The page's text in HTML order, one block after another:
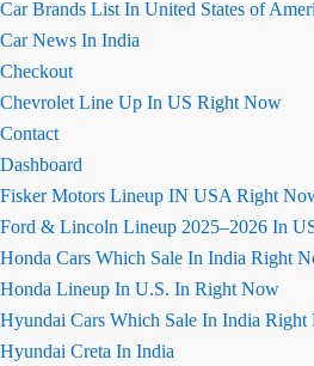
Car Brands List In United States of
Car News In India
Checkout
Chevrolet Line Up In US Right Now
Contact
Dashboard
Fisker Motors Lineup IN USA Right
Ford & Lincoln Lineup 2025–2026 In
Honda Cars Which Sale In India Right
Honda Lineup In U.S. In Right Now
Hyundai Cars Which Sale In India Right
Hyundai Creta In India